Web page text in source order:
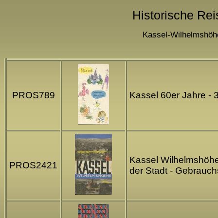
Historische
Kassel-
PROS789 Kassel 60er Jahre -
PROS2421
Kassel
der Stadt -